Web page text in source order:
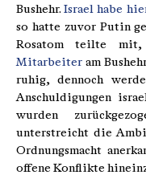
Bushehr.Israel habe
so hatte zuvor Putin
Rosatom teilte
Mitarbeiter am
ruhig, dennoch
Anschuldigungen
wurden
unterstreicht die
Ordnungsmacht
offene Konflikte